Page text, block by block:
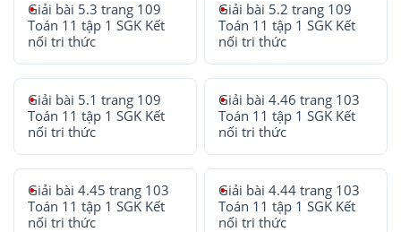
Giải bài 5.3 trang 109
Toán 11 tập 1 SGK Kết
nối tri thức
Giải bài 5.2 trang 109
Toán 11 tập 1 SGK Kết
nối tri thức
Giải bài 5.1 trang 109
Toán 11 tập 1 SGK Kết
nối tri thức
Giải bài 4.46 trang 103
Toán 11 tập 1 SGK Kết
nối tri thức
Giải bài 4.45 trang 103
Toán 11 tập 1 SGK Kết
nối tri thức
Giải bài 4.44 trang 103
Toán 11 tập 1 SGK Kết
nối tri thức